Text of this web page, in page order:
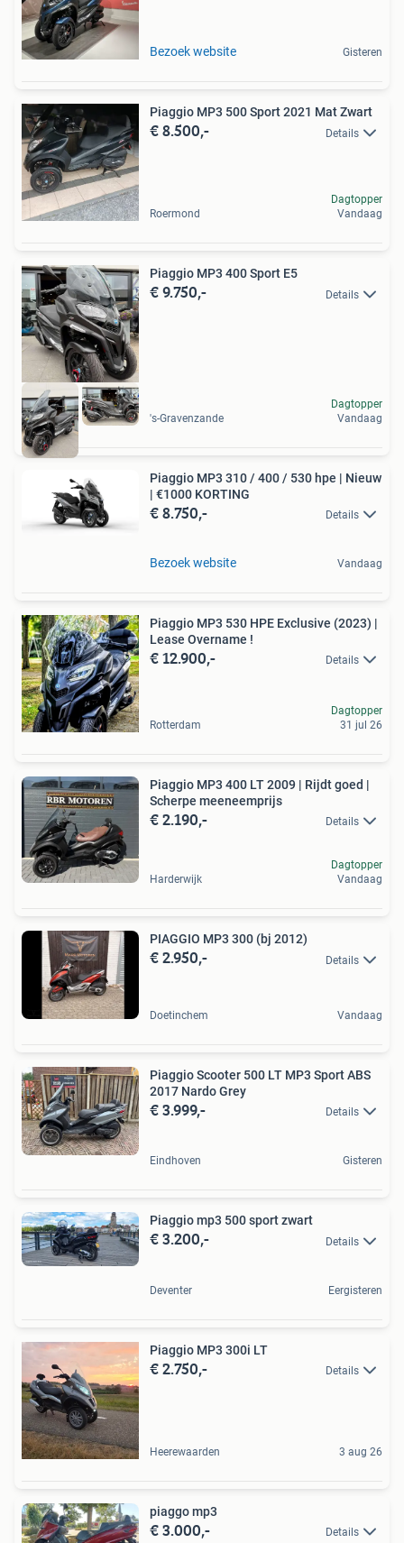
Bezoek website Gisteren
Piaggio MP3 500 Sport 2021 Mat Zwart
€ 8.500,- Details
Roermond
Dagtopper
Vandaag
Piaggio MP3 400 Sport E5
€ 9.750,- Details
's-Gravenzande
Dagtopper
Vandaag
Piaggio MP3 310 / 400 / 530 hpe | Nieuw
| €1000 KORTING
€ 8.750,- Details
Bezoek website Vandaag
Piaggio MP3 530 HPE Exclusive (2023) |
Lease Overname !
€ 12.900,- Details
Rotterdam
Dagtopper
31 jul 26
Piaggio MP3 400 LT 2009 | Rijdt goed |
Scherpe meeneemprijs
€ 2.190,- Details
Harderwijk
Dagtopper
Vandaag
PIAGGIO MP3 300 (bj 2012)
€ 2.950,- Details
Doetinchem Vandaag
Piaggio Scooter 500 LT MP3 Sport ABS
2017 Nardo Grey
€ 3.999,- Details
Eindhoven Gisteren
Piaggio mp3 500 sport zwart
€ 3.200,- Details
Deventer Eergisteren
Piaggio MP3 300i LT
€ 2.750,- Details
Heerewaarden 3 aug 26
piaggo mp3
€ 3.000,- Details